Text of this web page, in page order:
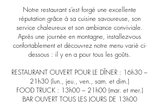
Notre restaurant s’est forgé une excellente
réputation grâce à sa cuisine savoureuse, son
service chaleureux et son ambiance conviviale.
Après une journée en montagne, installez-vous
confortablement et découvrez notre menu varié ci-
dessous : il y en a pour tous les goûts.
RESTAURANT OUVERT POUR LE DÎNER : 16h30 –
21h30 (lun., jeu., ven., sam. et dim.)
FOOD TRUCK : 13h00 – 21h00 (mar. et mer.)
BAR OUVERT TOUS LES JOURS DE 13h00